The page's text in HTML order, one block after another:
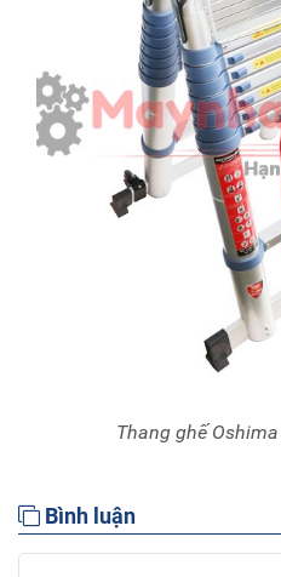
Thang ghế
Bình luận